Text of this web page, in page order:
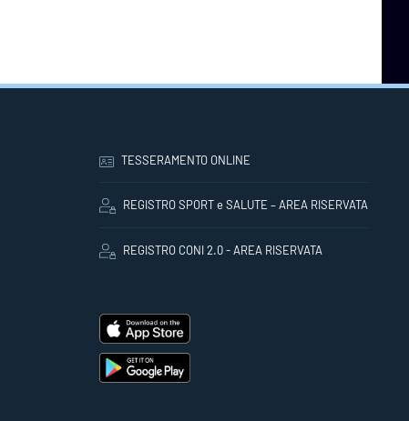
TESSERAMENTO ONLINE
REGISTRO SPORT e SALUTE – AREA RISERVATA
REGISTRO CONI 2.0 - AREA RISERVATA